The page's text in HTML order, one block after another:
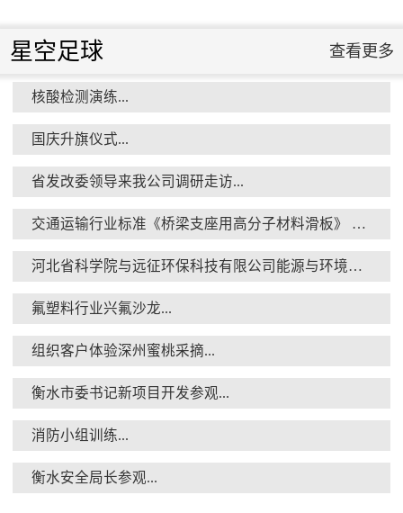
星空足球 查看更多
核酸检测演练...
国庆升旗仪式...
省发改委领导来我公司调研走访...
交通运输行业标准《桥梁支座用高分子材料滑板》 送审稿审查会在京召开...
河北省科学院与远征环保科技有限公司能源与环境新材料成果转化基地签约暨揭牌仪式...
氟塑料行业兴氟沙龙...
组织客户体验深州蜜桃采摘...
衡水市委书记新项目开发参观...
消防小组训练...
衡水安全局长参观...